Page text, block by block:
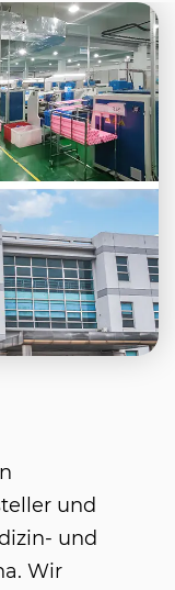
und
und
Wir